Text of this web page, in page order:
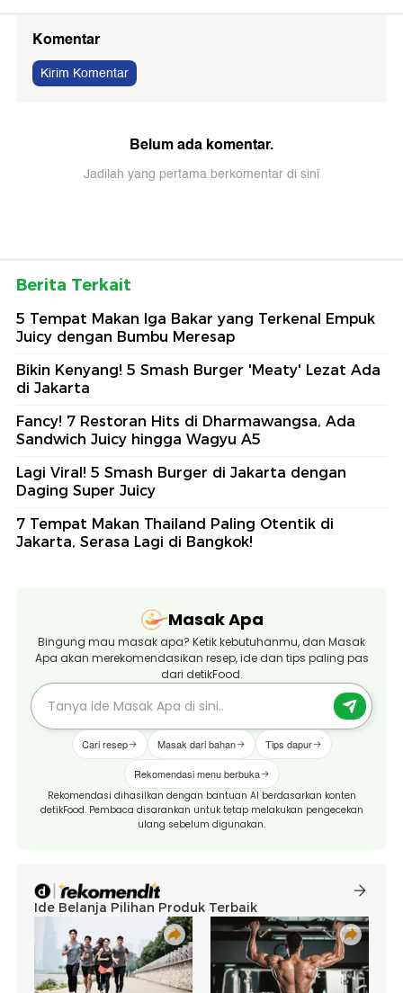
Komentar
Kirim Komentar
Belum ada komentar.
Jadilah yang pertama berkomentar di sini
Berita Terkait
5 Tempat Makan Iga Bakar yang Terkenal Empuk
Juicy dengan Bumbu Meresap
Bikin Kenyang! 5 Smash Burger 'Meaty' Lezat Ada
di Jakarta
Fancy! 7 Restoran Hits di Dharmawangsa, Ada
Sandwich Juicy hingga Wagyu A5
Lagi Viral! 5 Smash Burger di Jakarta dengan
Daging Super Juicy
7 Tempat Makan Thailand Paling Otentik di
Jakarta, Serasa Lagi di Bangkok!
Masak Apa
Bingung mau masak apa? Ketik kebutuhanmu, dan Masak
Apa akan merekomendasikan resep, ide dan tips paling pas
dari detikFood.
Cari resep Masak dari bahan Tips dapur
Rekomendasi menu berbuka
Rekomendasi dihasilkan dengan bantuan AI berdasarkan konten
detikFood. Pembaca disarankan untuk tetap melakukan pengecekan
ulang sebelum digunakan.